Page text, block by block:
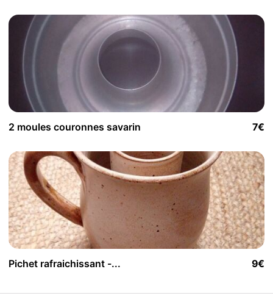
2 moules couronnes savarin 7€
Pichet rafraichissant -... 9€